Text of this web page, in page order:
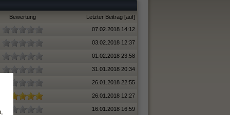
Bewertung Letzter Beitrag [auf]
07.02.2018 14:12
03.02.2018 12:37
01.02.2018 23:58
31.01.2018 20:34
26.01.2018 22:55
26.01.2018 12:27
16.01.2018 16:59